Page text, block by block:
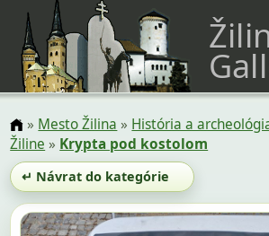
» Mesto Žilina » História a
Žiline » Krypta pod kostolom
↵ Návrat do kategórie